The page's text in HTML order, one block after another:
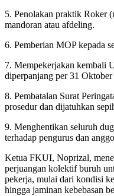
5. Penolakan praktik Roker
mandoran atau afdeling.
6. Pemberian MOP kepada
7. Mempekerjakan kembali
diperpanjang per 31 Oktober
8. Pembatalan Surat
prosedur dan dijatuhkan
9. Menghentikan seluruh
terhadap pengurus dan
Ketua FKUI, Noprizal,
perjuangan kolektif buruh
pekerja, mulai dari kondisi
hingga jaminan kebebasan